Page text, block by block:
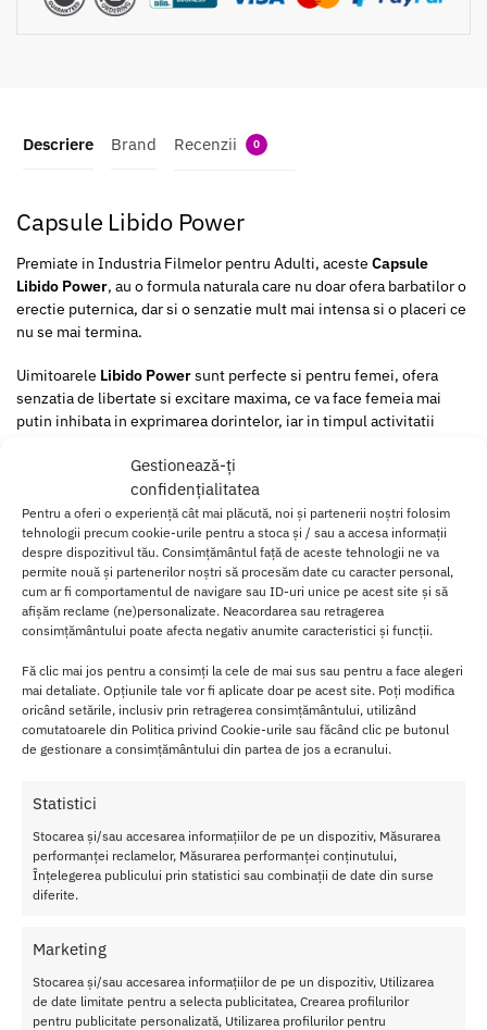
Gestionează-ți
confidențialitatea
Pentru a oferi o experiență cât mai plăcută, noi și partenerii noștri folosim
tehnologii precum cookie-urile pentru a stoca și / sau a accesa informații
despre dispozitivul tău. Consimțământul față de aceste tehnologii ne va
permite nouă și partenerilor noștri să procesăm date cu caracter personal,
cum ar fi comportamentul de navigare sau ID-uri unice pe acest site și să
afișăm reclame (ne)personalizate. Neacordarea sau retragerea
consimțământului poate afecta negativ anumite caracteristici și funcții.
Fă clic mai jos pentru a consimți la cele de mai sus sau pentru a face alegeri
mai detaliate. Opțiunile tale vor fi aplicate doar pe acest site. Poți modifica
oricând setările, inclusiv prin retragerea consimțământului, utilizând
comutatoarele din Politica privind Cookie-urile sau făcând clic pe butonul
de gestionare a consimțământului din partea de jos a ecranului.
Statistici
Stocarea și/sau accesarea informațiilor de pe un dispozitiv, Măsurarea
performanței reclamelor, Măsurarea performanței conținutului,
Înțelegerea publicului prin statistici sau combinații de date din surse
diferite.
Marketing
Stocarea și/sau accesarea informațiilor de pe un dispozitiv, Utilizarea
de date limitate pentru a selecta publicitatea, Crearea profilurilor
pentru publicitate personalizată, Utilizarea profilurilor pentru
Descriere Brand Recenzii 0
Capsule Libido Power
Premiate in Industria Filmelor pentru Adulti, aceste Capsule
Libido Power, au o formula naturala care nu doar ofera barbatilor o
erectie puternica, dar si o senzatie mult mai intensa si o placeri ce
nu se mai termina.
Uimitoarele Libido Powersunt perfecte si pentru femei, ofera
senzatia de libertate si excitare maxima, ce va face femeia mai
putin inhibata in exprimarea dorintelor, iar in timpul activitatii
Daca nu aveti curaj sa incercati sexul anal, Capsulele Libido Power,
va ajuta sa doriti acea placere, oferindu-va experienta relaxarii
necesare.
Aceste caracteristici sunt principalile motive pentru care Libido
Power este folosit de multi actori si actrite in filmele pentru adulti.
Combinatia de ierburi din formula acestor capsule, imbunatateste
alimentarea cu sange a penisului si vaginului, prin urmare veti
experimenta ca sunteti capabil sa aveti erectie de mai multe ori la
rand.
Pentru vagin, acestea vor influenta pozitiv zonele erogene,
aceasta perioada veti experimenta foarte usor un libido crescut si
o erectie tare.
Nu ati descoperit inca punctul G si doriti cel putin odata in viata sa
expermentati aceasta placere?
Utilizati Libido Power si veti descoperi cu usurinta placerea